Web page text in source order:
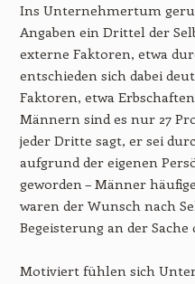
Ins Unternehmertum
Angaben ein Drittel der
externe Faktoren, etwa
entschieden sich dabei
Faktoren, etwa
Männern sind es nur 27
jeder Dritte sagt, er sei
aufgrund der eigenen
geworden – Männer
waren der Wunsch nach
Begeisterung an der
Motiviert fühlen sich